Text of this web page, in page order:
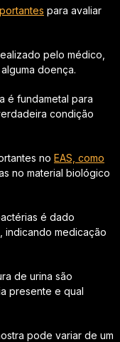
para avaliar
pelo médico,
doença.
é fundametal para
condição
no EAS, como
no material biológico
é dado
indicando medicação
de urina são
presente e qual
pode variar de um